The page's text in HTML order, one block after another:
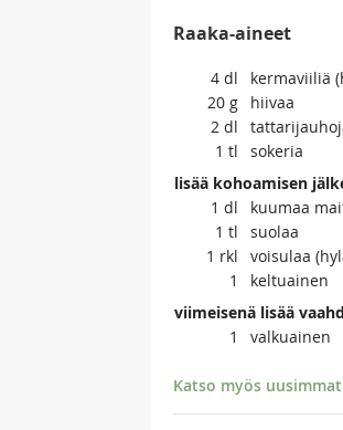
Raaka-aineet
4 dl
kermaviiliä
20 g
hiivaa
2 dl
1 tl
sokeria
lisää kohoamisen
1 dl
kuumaa
1 tl
suolaa
1 rkl
voisulaa
1
keltuainen
viimeisenä lisää
1
valkuainen
Katso myös